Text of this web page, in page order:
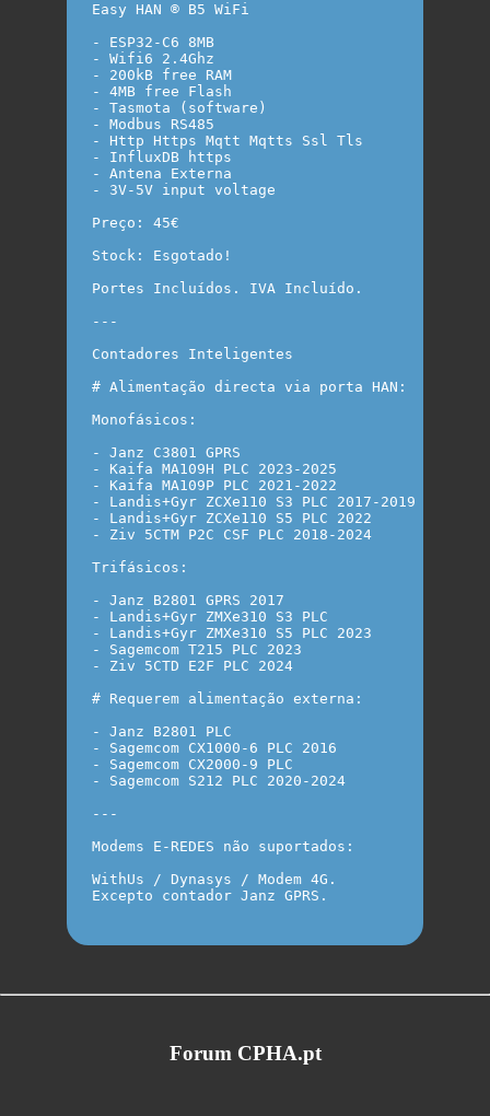
Easy HAN ® B5 WiFi
- ESP32-C6 8MB
- Wifi6 2.4Ghz
- 200kB free RAM
- 4MB free Flash
- Tasmota (software)
- Modbus RS485
- Http Https Mqtt Mqtts Ssl Tls
- InfluxDB https
- Antena Externa
- 3V-5V input voltage
Preço: 45€
Stock: Esgotado!
Portes Incluídos. IVA Incluído.
---
Contadores Inteligentes
# Alimentação directa via porta HAN:
Monofásicos:
- Janz C3801 GPRS
- Kaifa MA109H PLC 2023-2025
- Kaifa MA109P PLC 2021-2022
- Landis+Gyr ZCXe110 S3 PLC 2017-2019
- Landis+Gyr ZCXe110 S5 PLC 2022
- Ziv 5CTM P2C CSF PLC 2018-2024
Trifásicos:
- Janz B2801 GPRS 2017
- Landis+Gyr ZMXe310 S3 PLC
- Landis+Gyr ZMXe310 S5 PLC 2023
- Sagemcom T215 PLC 2023
- Ziv 5CTD E2F PLC 2024
# Requerem alimentação externa:
- Janz B2801 PLC
- Sagemcom CX1000-6 PLC 2016
- Sagemcom CX2000-9 PLC
- Sagemcom S212 PLC 2020-2024
---
Modems E-REDES não suportados:
WithUs / Dynasys / Modem 4G.
Excepto contador Janz GPRS.
Forum CPHA.pt